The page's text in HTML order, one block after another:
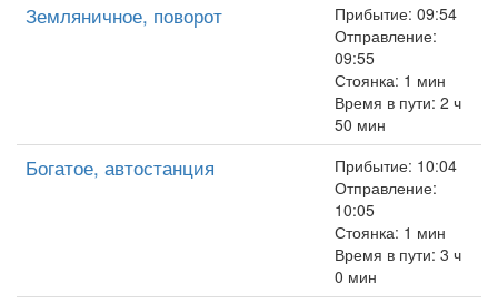
Земляничное, поворот
Прибытие: 09:54
Отправление:
09:55
Стоянка: 1 мин
Время в пути: 2 ч
50 мин
Богатое, автостанция
Прибытие: 10:04
Отправление:
10:05
Стоянка: 1 мин
Время в пути: 3 ч
0 мин